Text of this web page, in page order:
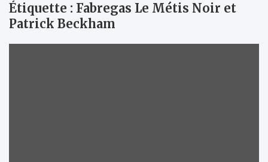
Étiquette : Fabregas Le Métis Noir et
Patrick Beckham